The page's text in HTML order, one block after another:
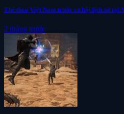
Thể thao Việt Nam trước cơ hội lịch sử tại
2 tháng trước